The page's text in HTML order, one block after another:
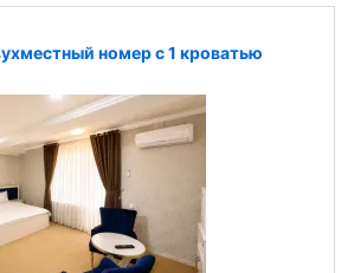
номер с 1 кроватью